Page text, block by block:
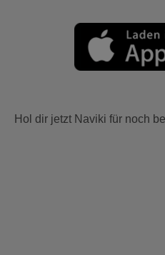
Hol dir jetzt Naviki für noch